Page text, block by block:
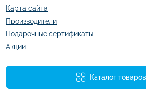
Карта сайта
Производители
Подарочные сертификаты
Акции
Каталог товаров